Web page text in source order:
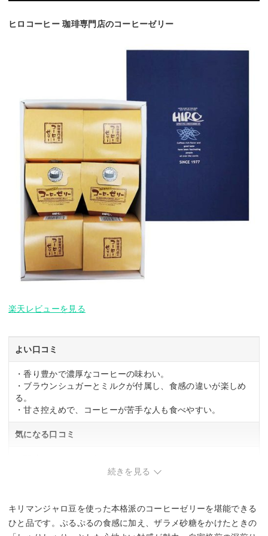
ヒロコーヒー 珈琲専門店のコーヒーゼリー
楽天レビューを見る
よい口コミ
・香り豊かで濃厚なコーヒーの味わい。
・ブラウンシュガーとミルクが付属し、食感の違いが楽しめ
る。
・甘さ控えめで、コーヒーが苦手な人も食べやすい。
気になる口コミ
続きを見る
キリマンジャロ豆を使った本格派のコーヒーゼリーを堪能できる
ひと品です。ぷるぷるの食感に加え、ザラメ砂糖をかけたときの